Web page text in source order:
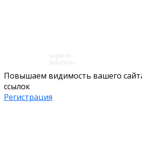
Повышаем видимость вашего
ссылок
Регистрация